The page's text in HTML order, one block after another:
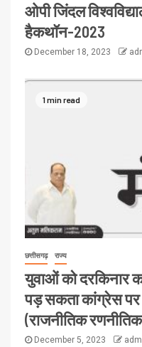
ओपी जिंदल
हैकथॉन-2023
December 18, 2023
1 min read
छत्तीसगढ़ राज्य
युवाओं को दरकिनार
पड़ सकता कांग्रेस पर
(राजनीतिक
December 5, 2023